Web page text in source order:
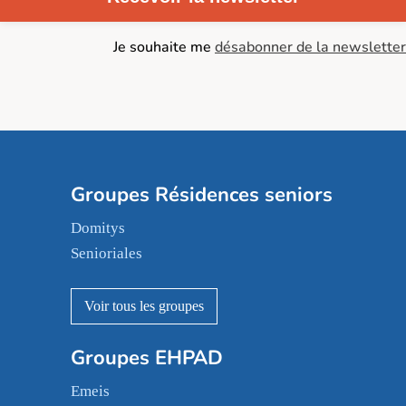
Je souhaite me désabonner de la newsletter
Groupes Résidences seniors
Domitys
Senioriales
Les Résidentiels
Ovelia
Mobicap
Groupes EHPAD
Emeis